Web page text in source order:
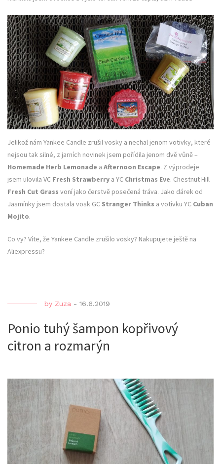
Jelikož nám Yankee Candle zrušil vosky a nechal jenom votivky, které
nejsou tak silné, z jarních novinek jsem pořídila jenom dvě vůně –
Homemade Herb Lemonade a Afternoon Escape. Z výprodeje
jsem ulovila VC Fresh Strawberry a YC Christmas Eve. Chestnut Hill
Fresh Cut Grass voní jako čerstvě posečená tráva. Jako dárek od
Jasmínky jsem dostala vosk GC Stranger Thinks a votivku YC Cuban
Mojito.
Co vy? Víte, že Yankee Candle zrušilo vosky? Nakupujete ještě na
Aliexpressu?
by Zuza - 16.6.2019
Ponio tuhý šampon kopřivový
citron a rozmarýn